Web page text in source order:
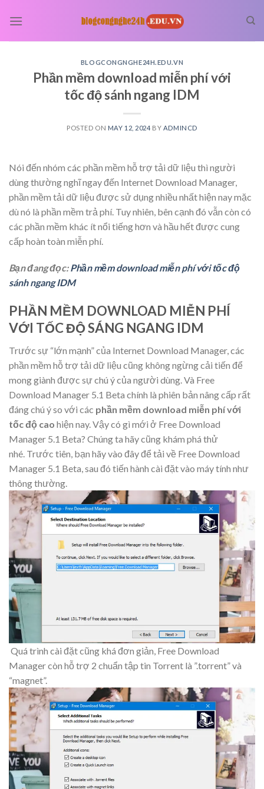
BLOGCONGNGHE24H.EDU.VN
Phần mềm download miễn phí với
tốc độ sánh ngang IDM
POSTED ON MAY 12, 2024 BY ADMINCD
Nói đến nhóm các phần mềm hỗ trợ tải dữ liệu thì người
dùng thường nghĩ ngay đến Internet Download Manager,
phần mềm tải dữ liệu được sử dụng nhiều nhất hiện nay mặc
dù nó là phần mềm trả phí. Tuy nhiên, bên cạnh đó vẫn còn có
các phần mềm khác ít nổi tiếng hơn và hầu hết được cung
cấp hoàn toàn miễn phí.
Bạn đang đọc:Phần mềm download miễn phí với tốc độ
sánh ngang IDM
PHẦN MỀM DOWNLOAD MIỄN PHÍ
VỚI TỐC ĐỘ SÁNG NGANG IDM
Trước sự “lớn mạnh” của Internet Download Manager, các
phần mềm hỗ trợ tải dữ liệu cũng không ngừng cải tiến để
mong giành được sự chú ý của người dùng. Và Free
Download Manager 5.1 Beta chính là phiên bản nâng cấp rất
đáng chú ý so với các phần mềm download miễn phívới
tốc độ cao hiện nay. Vậy có gì mới ở Free Download
Manager 5.1 Beta? Chúng ta hãy cũng khám phá thử
nhé. Trước tiên, bạn hãy vào đây để tải về Free Download
Manager 5.1 Beta, sau đó tiến hành cài đặt vào máy tính như
thông thường.
Quá trình cài đặt cũng khá đơn giản, Free Download
Manager còn hỗ trợ 2 chuẩn tập tin Torrent là ”.torrent” và
“magnet”.